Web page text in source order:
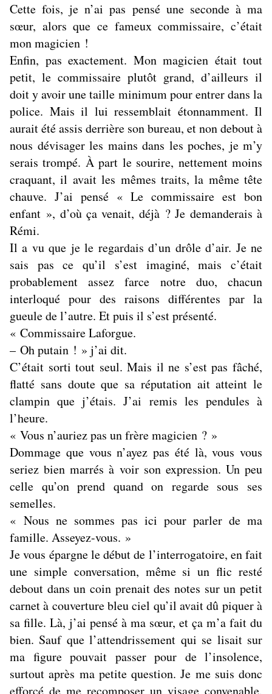
Cette fois, je n’ai pas pensé une seconde à ma
sœur, alors que ce fameux commissaire, c’était
mon magicien !
Enfin, pas exactement. Mon magicien était tout
petit, le commissaire plutôt grand, d’ailleurs il
doit y avoir une taille minimum pour entrer dans la
police. Mais il lui ressemblait étonnamment. Il
aurait été assis derrière son bureau, et non debout à
nous dévisager les mains dans les poches, je m’y
serais trompé. À part le sourire, nettement moins
craquant, il avait les mêmes traits, la même tête
chauve. J’ai pensé « Le commissaire est bon
enfant », d’où ça venait, déjà ? Je demanderais à
Rémi.
Il a vu que je le regardais d’un drôle d’air. Je ne
sais pas ce qu’il s’est imaginé, mais c’était
probablement assez farce notre duo, chacun
interloqué pour des raisons différentes par la
gueule de l’autre. Et puis il s’est présenté.
« Commissaire Laforgue.
– Oh putain ! » j’ai dit.
C’était sorti tout seul. Mais il ne s’est pas fâché,
flatté sans doute que sa réputation ait atteint le
clampin que j’étais. J’ai remis les pendules à
l’heure.
« Vous n’auriez pas un frère magicien ? »
Dommage que vous n’ayez pas été là, vous vous
seriez bien marrés à voir son expression. Un peu
celle qu’on prend quand on regarde sous ses
semelles.
« Nous ne sommes pas ici pour parler de ma
famille. Asseyez-vous. »
Je vous épargne le début de l’interrogatoire, en fait
une simple conversation, même si un flic resté
debout dans un coin prenait des notes sur un petit
carnet à couverture bleu ciel qu’il avait dû piquer à
sa fille. Là, j’ai pensé à ma sœur, et ça m’a fait du
bien. Sauf que l’attendrissement qui se lisait sur
ma figure pouvait passer pour de l’insolence,
surtout après ma petite question. Je me suis donc